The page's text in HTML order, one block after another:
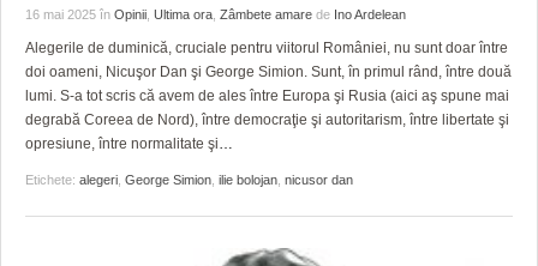
16 mai 2025 în Opinii Ultima ora Zâmbete amare de Ino Ardelean
Alegerile de duminică, cruciale pentru viitorul României, nu sunt doar între
doi oameni, Nicuşor Dan şi George Simion. Sunt, în primul rând, între două
lumi. S-a tot scris că avem de ales între Europa şi Rusia (aici aş spune mai
degrabă Coreea de Nord), între democraţie şi autoritarism, între libertate şi
opresiune, între normalitate şi…
Etichete: alegeri George Simion ilie bolojan nicusor dan